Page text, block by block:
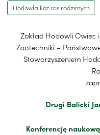
Hodowla kóz ras rodzimych
Zakład Hodowli Owiec
Zootechniki –
Stowarzyszeniem
Drugi Balicki
Konferencję